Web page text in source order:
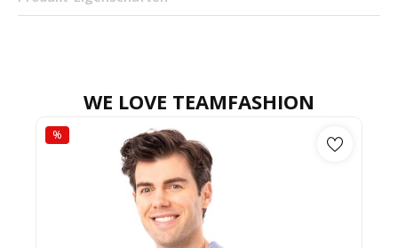
WE LOVE TEAMFASHION
%